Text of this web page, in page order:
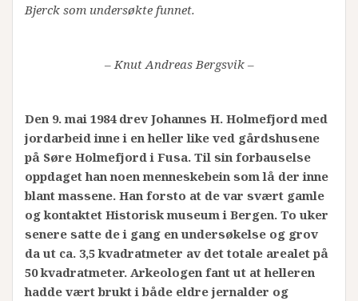
Bjerck som undersøkte funnet.
– Knut Andreas Bergsvik –
Den 9. mai 1984 drev Johannes H. Holmefjord med
jordarbeid inne i en heller like ved gårdshusene
på Søre Holmefjord i Fusa. Til sin forbauselse
oppdaget han noen menneskebein som lå der inne
blant massene. Han forsto at de var svært gamle
og kontaktet Historisk museum i Bergen. To uker
senere satte de i gang en undersøkelse og grov
da ut ca. 3,5 kvadratmeter av det totale arealet på
50 kvadratmeter. Arkeologen fant ut at helleren
hadde vært brukt i både eldre jernalder og